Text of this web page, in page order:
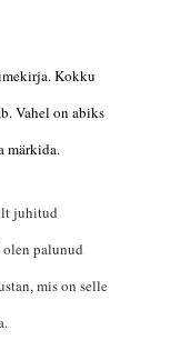
Kokku
Vahel on abiks
märkida.
juhitud
olen palunud
mis on selle